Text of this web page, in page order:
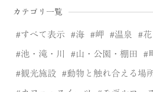
カテゴリ一覧
すべて表示 海 岬 温泉 花
池・滝・川 山・公園・棚田
観光施設 動物と触れ合える場